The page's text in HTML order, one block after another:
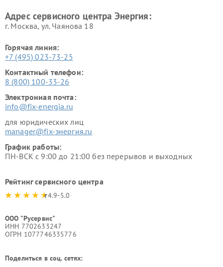
Адрес сервисного центра Энергия:
г. Москва, ул. Чаянова 18
Горячая линия:
+7 (495) 023-73-25
Контактный телефон:
8 (800) 100-33-26
Электронная почта:
info@fix-energia.ru
для юридических лиц
manager@fix-энергия.ru
График работы:
ПН-ВСК с 9:00 до 21:00 без перерывов и выходных
Рейтинг сервисного центра
4.9-5.0
ООО "Русервис"
ИНН 7702633247
ОГРН 1077746335776
Поделиться в соц. сетях: